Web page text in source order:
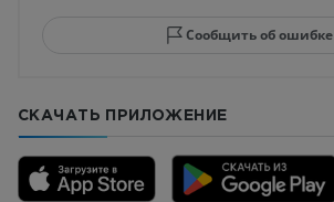
Сообщить об ошибке
СКАЧАТЬ ПРИЛОЖЕНИЕ